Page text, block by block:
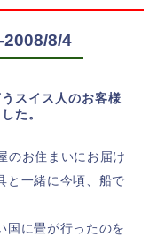
8/4
スイス人のお客様
た。
のお住まいにお届け
と一緒に今頃、船で
国に畳が行ったのを